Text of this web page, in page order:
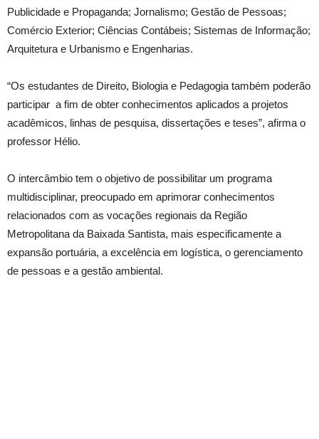
Publicidade e Propaganda; Jornalismo; Gestão de Pessoas;
Comércio Exterior; Ciências Contábeis; Sistemas de Informação;
Arquitetura e Urbanismo e Engenharias.
“Os estudantes de Direito, Biologia e Pedagogia também poderão
participar a fim de obter conhecimentos aplicados a projetos
acadêmicos, linhas de pesquisa, dissertações e teses”, afirma o
professor Hélio.
O intercâmbio tem o objetivo de possibilitar um programa
multidisciplinar, preocupado em aprimorar conhecimentos
relacionados com as vocações regionais da Região
Metropolitana da Baixada Santista, mais especificamente a
expansão portuária, a excelência em logística, o gerenciamento
de pessoas e a gestão ambiental.